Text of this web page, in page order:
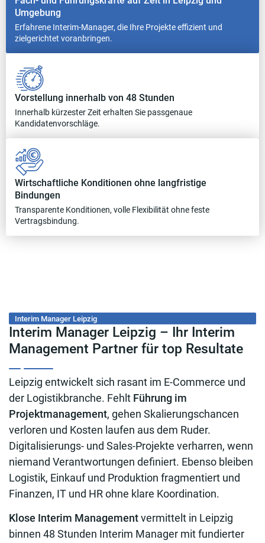
Umgebung
Erfahrene Interim-Manager, die Ihre Projekte effizient und
zielgerichtet voranbringen.
Vorstellung innerhalb von 48 Stunden
Innerhalb kürzester Zeit erhalten Sie passgenaue
Kandidatenvorschläge.
Wirtschaftliche Konditionen ohne langfristige
Bindungen
Transparente Konditionen, volle Flexibilität ohne feste
Vertragsbindung.
Interim Manager Leipzig
Interim Manager Leipzig – Ihr Interim
Management Partner für top Resultate
Leipzig entwickelt sich rasant im E-Commerce und
der Logistikbranche. Fehlt Führung im
Projektmanagement, gehen Skalierungschancen
verloren und Kosten laufen aus dem Ruder.
Digitalisierungs- und Sales-Projekte verharren, wenn
niemand Verantwortungen definiert. Ebenso bleiben
Logistik, Einkauf und Produktion fragmentiert und
Finanzen, IT und HR ohne klare Koordination.
Klose Interim Managementvermittelt in Leipzig
binnen 48 Stunden Interim Manager mit fundierter